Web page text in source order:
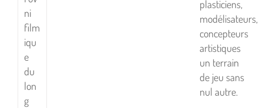
ni
film
iqu
e
du
lon
g
plasticiens,
modélisateurs,
concepteurs
artistiques
un terrain
de jeu sans
nul autre.